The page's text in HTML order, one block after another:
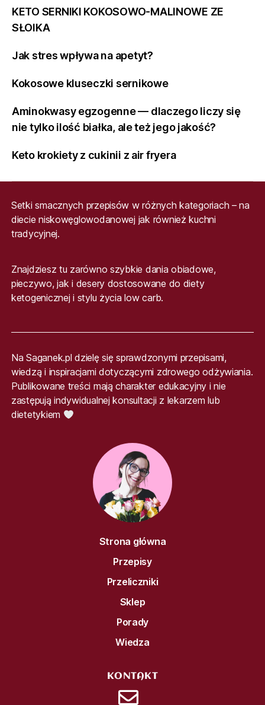
KETO SERNIKI KOKOSOWO-MALINOWE ZE
SŁOIKA
Jak stres wpływa na apetyt?
Kokosowe kluseczki sernikowe
Aminokwasy egzogenne — dlaczego liczy się
nie tylko ilość białka, ale też jego jakość?
Keto krokiety z cukinii z air fryera
Setki smacznych przepisów w różnych kategoriach – na
diecie niskowęglowodanowej jak również kuchni
tradycyjnej.
Znajdziesz tu zarówno szybkie dania obiadowe,
pieczywo, jak i desery dostosowane do diety
ketogenicznej i stylu życia low carb.
Na Saganek.pl dzielę się sprawdzonymi przepisami,
wiedzą i inspiracjami dotyczącymi zdrowego odżywiania.
Publikowane treści mają charakter edukacyjny i nie
zastępują indywidualnej konsultacji z lekarzem lub
dietetykiem
Strona główna
Przepisy
Przeliczniki
Sklep
Porady
Wiedza
KONTAKT